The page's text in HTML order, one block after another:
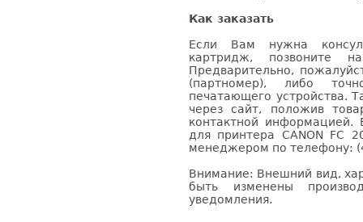
Как заказать
Если Вам нужна
картридж, позвоните
Предварительно,
(партномер), либо
печатающего устройства.
через сайт, положив
контактной информацией.
для принтера CANON FC
менеджером по телефону:
Внимание: Внешний вид,
быть изменены
уведомления.